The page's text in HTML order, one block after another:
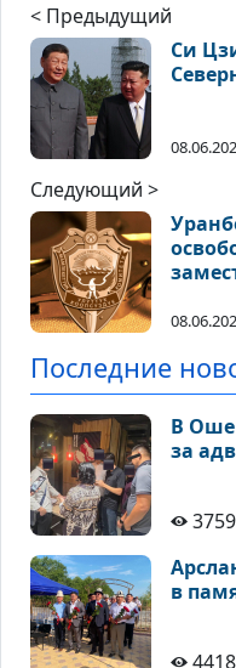
< Предыдущий
Си
Следующий >
Последние
В Оше
за
3759
в
4418